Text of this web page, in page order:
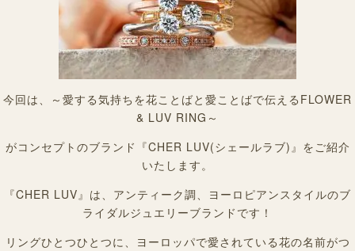
今回は、～愛する気持ちを花ことばと愛ことばで伝えるFLOWER
& LUV RING～
がコンセプトのブランド『CHER LUV(シェールラブ)』をご紹介
いたします。
『CHER LUV』は、アンティーク調、ヨーロピアンスタイルのブ
ライダルジュエリーブランドです！
リングひとつひとつに、ヨーロッパで愛されている花の名前がつ